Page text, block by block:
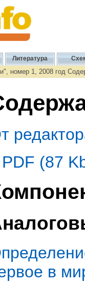
Литература
номер 1, 2008 год
PDF (87
в